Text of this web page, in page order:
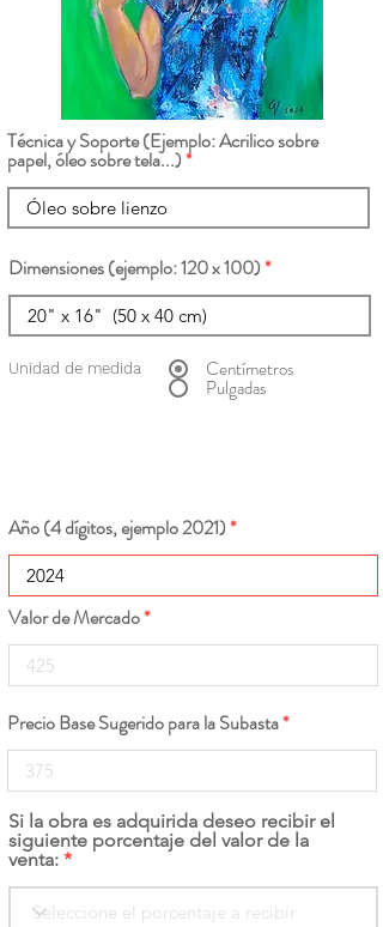
Técnica y Soporte (Ejemplo: Acrilico sobre
papel, óleo sobre tela...)
Dimensiones (ejemplo: 120 x 100)
Unidad de medida Centímetros
Pulgadas
Año (4 dígitos, ejemplo 2021)
Valor de Mercado
Precio Base Sugerido para la Subasta
Si la obra es adquirida deseo recibir el
siguiente porcentaje del valor de la
venta: